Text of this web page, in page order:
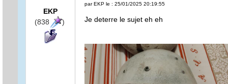
EKP
(838
)
par EKP le : 25/01/2025 20:19:55
Je deterre le sujet eh eh